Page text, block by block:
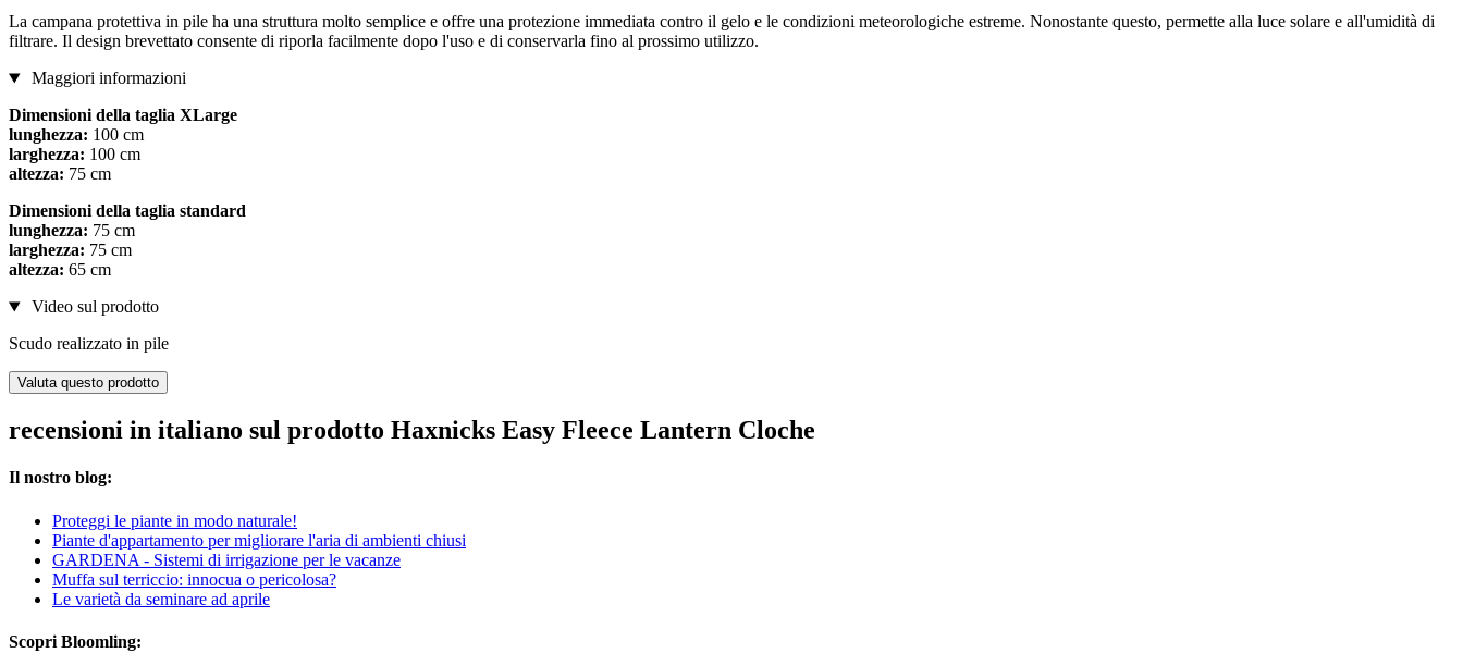
La campana protettiva in pile ha una struttura molto semplice e offre una protezione immediata contro il gelo e le condizioni meteorologiche estreme. Nonostante questo, permette alla luce solare e all'umidità di
filtrare. Il design brevettato consente di riporla facilmente dopo l'uso e di conservarla fino al prossimo utilizzo.
Maggiori informazioni
Dimensioni della taglia XLarge
lunghezza: 100 cm
larghezza: 100 cm
altezza: 75 cm
Dimensioni della taglia standard
lunghezza: 75 cm
larghezza: 75 cm
altezza: 65 cm
Video sul prodotto
Scudo realizzato in pile
Valuta questo prodotto
recensioni in italiano sul prodotto Haxnicks Easy Fleece Lantern Cloche
Il nostro blog:
Proteggi le piante in modo naturale!
Piante d'appartamento per migliorare l'aria di ambienti chiusi
GARDENA - Sistemi di irrigazione per le vacanze
Muffa sul terriccio: innocua o pericolosa?
Le varietà da seminare ad aprile
Scopri Bloomling: